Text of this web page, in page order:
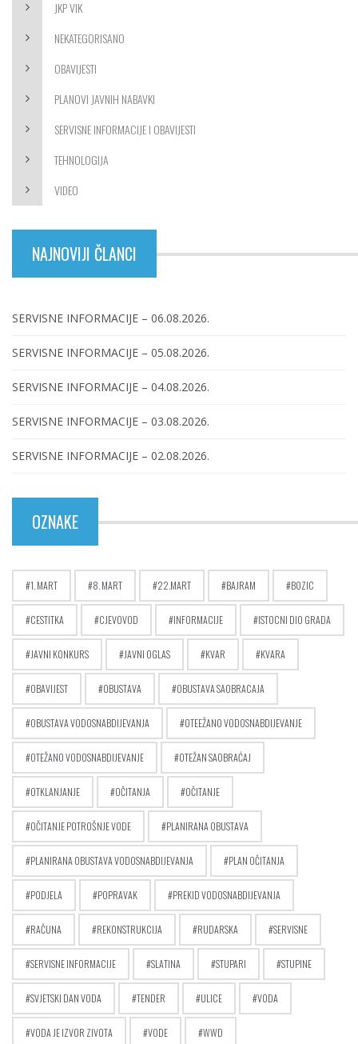
JKP VIK
NEKATEGORISANO
OBAVIJESTI
PLANOVI JAVNIH NABAVKI
SERVISNE INFORMACIJE I OBAVIJESTI
TEHNOLOGIJA
VIDEO
NAJNOVIJI ČLANCI
SERVISNE INFORMACIJE – 06.08.2026.
SERVISNE INFORMACIJE – 05.08.2026.
SERVISNE INFORMACIJE – 04.08.2026.
SERVISNE INFORMACIJE – 03.08.2026.
SERVISNE INFORMACIJE – 02.08.2026.
OZNAKE
1. MART 8. MART 22.MART BAJRAM BOZIC
CESTITKA CJEVOVOD INFORMACIJE ISTOCNI DIO GRADA
JAVNI KONKURS JAVNI OGLAS KVAR KVARA
OBAVIJEST OBUSTAVA OBUSTAVA SAOBRACAJA
OBUSTAVA VODOSNABDIJEVANJA OTEEŽANO VODOSNABDIJEVANJE
OTEŽANO VODOSNABDIJEVANJE OTEŽAN SAOBRAĆAJ
OTKLANJANJE OČITANJA OČITANJE
OČITANJE POTROŠNJE VODE PLANIRANA OBUSTAVA
PLANIRANA OBUSTAVA VODOSNABDIJEVANJA PLAN OČITANJA
PODJELA POPRAVAK PREKID VODOSNABDIJEVANJA
RAČUNA REKONSTRUKCIJA RUDARSKA SERVISNE
SERVISNE INFORMACIJE SLATINA STUPARI STUPINE
SVJETSKI DAN VODA TENDER ULICE VODA
VODA JE IZVOR ZIVOTA VODE WWD